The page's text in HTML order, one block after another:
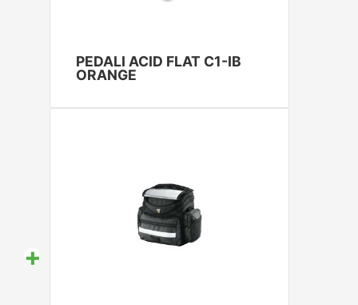
PEDALI ACID FLAT C1-IB
ORANGE
+